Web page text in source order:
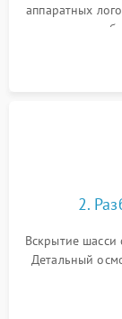
аппаратных
питания и
2.
Вскрытие шасси
Детальный